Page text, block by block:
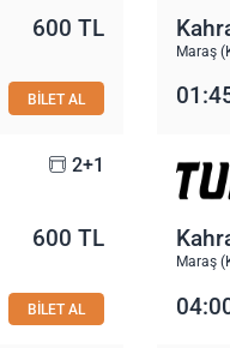
600 TL
BİLET AL
Maraş
2+1
600 TL
BİLET AL
Maraş